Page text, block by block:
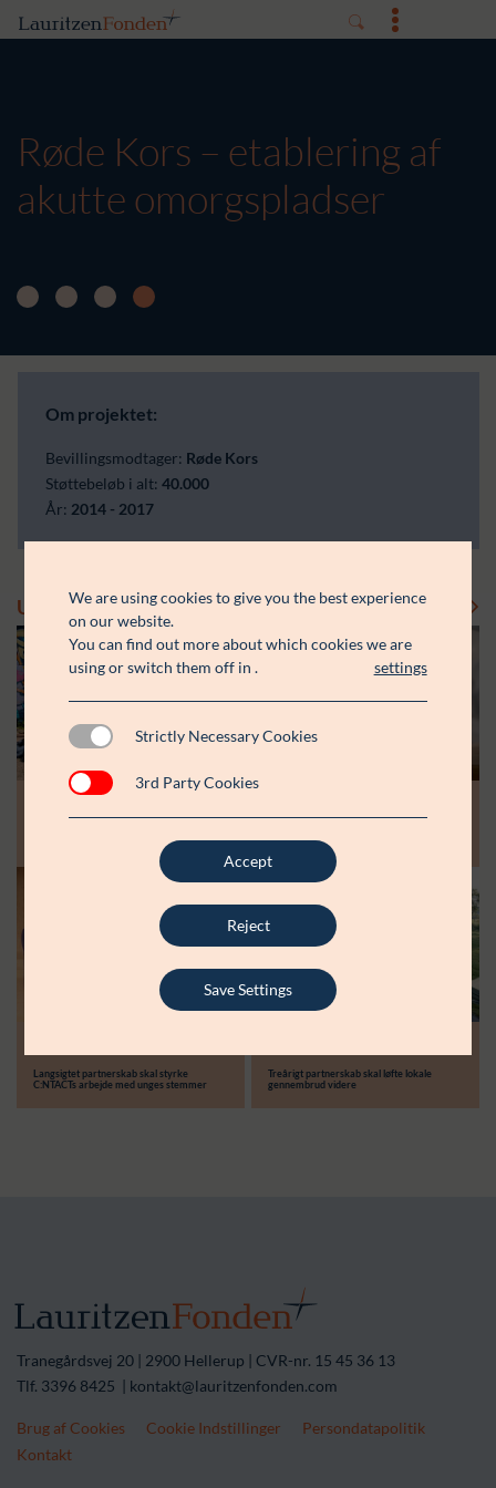
Røde Kors – etablering af
akutte omorgspladser
Om projektet:
Bevillingsmodtager: Røde Kors
Støttebeløb i alt: 40.000
År: 2014 - 2017
Uddelinger Se flere uddelinger
Modtager:
unge fællesskaber
Langsigtet partnerskab skal styrke
C:NTACTs arbejde med unges stemmer
6.000.000 kr.
Treårigt partnerskab skal løfte lokale
gennembrud videre
Støttebeløb i alt:
Tranegårdsvej 20 | 2900 Hellerup | CVR-nr. 15 45 36 13
Tlf. 3396 8425 | kontakt@lauritzenfonden.com
Brug af Cookies Cookie Indstillinger
Persondatapolitik
Kontakt
We are using cookies to give you the best experience
on our website.
You can find out more about which cookies we are
using or switch them off in
settings
.
Strictly Necessary Cookies
3rd Party Cookies
Accept
Reject
Save Settings